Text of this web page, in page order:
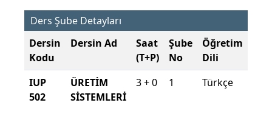
Ders Şube Detayları
Dersin
Kodu
Dersin Ad
Saat
(T+P)
Şube
No
Öğretim
Dili
IUP
502
ÜRETİM
SİSTEMLERİ
3 + 0 1 Türkçe